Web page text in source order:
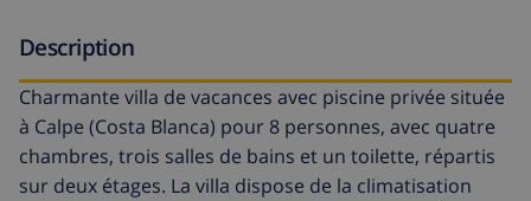
Description
Charmante villa de vacances avec piscine privée située
à Calpe (Costa Blanca) pour 8 personnes, avec quatre
chambres, trois salles de bains et un toilette, répartis
sur deux étages. La villa dispose de la climatisation